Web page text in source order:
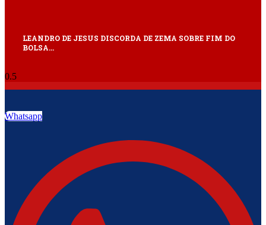
LEANDRO DE JESUS DISCORDA DE ZEMA SOBRE FIM DO
BOLSA…
Whatsapp